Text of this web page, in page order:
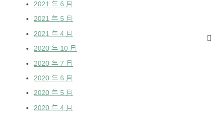
2021 年 6 月
2021 年 5 月
2021 年 4 月
2020 年 10 月
2020 年 7 月
2020 年 6 月
2020 年 5 月
2020 年 4 月